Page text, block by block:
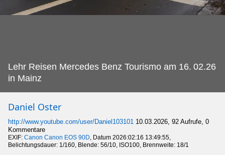
Lehr Reisen Mercedes Benz Tourismo am 16. 02.26
in Mainz
Daniel Oster
http://www.youtube.com/user/Daniel103101 10.03.2026, 92 Aufrufe, 0
Kommentare
EXIF: Canon Canon EOS 90D, Datum 2026:02:16 13:49:55,
Belichtungsdauer: 1/160, Blende: 56/10, ISO100, Brennweite: 18/1